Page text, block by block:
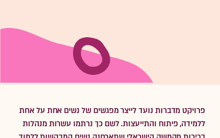
פרויקט מדברות נועד לייצר מפגשים של נשים אחת על אחת
ללמידה, פיתוח והתייעצות. לשם כך נרתמו עשרות מנהלות